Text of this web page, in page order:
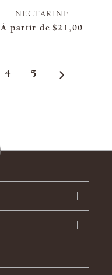
NECTARINE
À partir de $21,00
4 5